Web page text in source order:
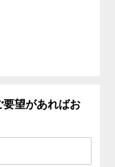
要望があればお